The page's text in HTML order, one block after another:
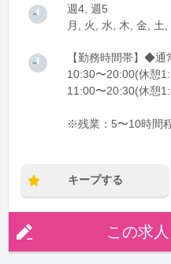
週4, 週5
月, 火, 水, 木, 金, 土
【勤務時間帯】◆通
10:30〜20:00(休憩
11:00〜20:30(休憩
※残業：5〜10時間
キープする
この求